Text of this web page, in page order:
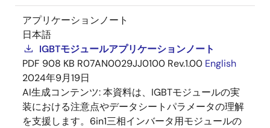
アプリケーションノート
日本語
IGBTモジュールアプリケーションノート
PDF 908 KB R07AN0029JJ0100 Rev.1.00 English
2024年9月19日
AI生成コンテンツ:本資料は、IGBTモジュールの実
装における注意点やデータシートパラメータの理解
を支援します。6in1三相インバータ用モジュールの